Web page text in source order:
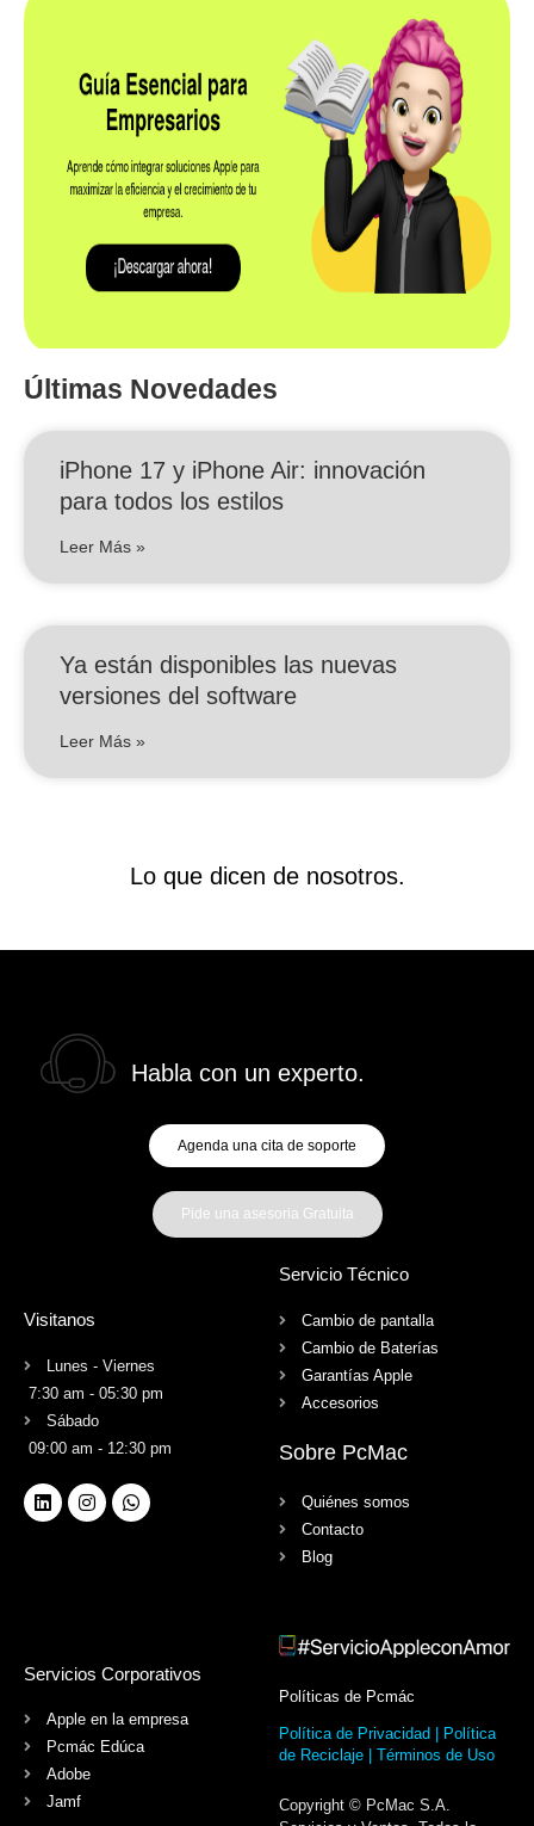
Últimas Novedades
iPhone 17 y iPhone Air: innovación
para todos los estilos
Leer Más »
Ya están disponibles las nuevas
versiones del software
Leer Más »
Lo que dicen de nosotros.
Habla con un experto.
Agenda una cita de soporte
Pide una asesoria Gratuita
Visitanos
Lunes - Viernes
7:30 am - 05:30 pm
Sábado
09:00 am - 12:30 pm
Servicio Técnico
Cambio de pantalla
Cambio de Baterías
Garantías Apple
Accesorios
Sobre PcMac
Quiénes somos
Contacto
Blog
Servicios Corporativos
Apple en la empresa
Pcmác Edúca
Adobe
Jamf
Políticas de Pcmác
Política de Privacidad | Política
de Reciclaje | Términos de Uso
Copyright © PcMac S.A.